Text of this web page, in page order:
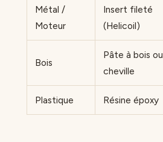
Métal /
Moteur
Insert fileté
(Helicoil)
Bois
Pâte à bois ou
cheville
Plastique Résine époxy